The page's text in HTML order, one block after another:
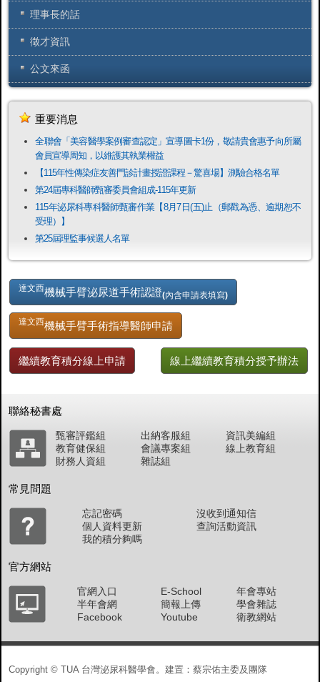
理事長的話
徵才資訊
公文來函
重要消息
全聯會「​美容醫學案例審查認定」宣導圖卡1份，敬請貴會惠予向所屬
會員宣導周知，以維護其執業權益
【115年性傳染症友善門診計畫授證課程－驚喜場】測驗合格名單
第24屆專科醫師甄審委員會組成-115年更新
115年泌尿科專科醫師甄審作業【8月7日(五)止（郵戳為憑、逾期恕不
受理）】
第25屆理監事候選人名單
達文西機械手臂泌尿道手術認證(內含申請表填寫)
達文西機械手臂手術指導醫師申請
繼續教育積分線上申請 線上繼續教育積分授予辦法
聯絡秘書處
甄審評鑑組
教育健保組
財務人資組
出納客服組
會議專案組
雜誌組
資訊美編組
線上教育組
常見問題
忘記密碼
個人資料更新
我的積分夠嗎
沒收到通知信
查詢活動資訊
官方網站
官網入口
半年會網
Facebook
E-School
簡報上傳
Youtube
年會專站
學會雜誌
衛教網站
Copyright © TUA 台灣泌尿科醫學會。建置：蔡宗佑主委及團隊